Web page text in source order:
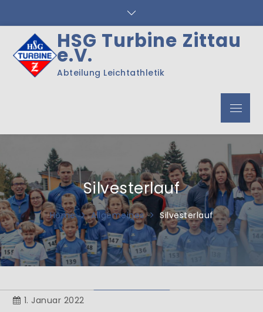
content
HSG Turbine Zittau
e.V.
Abteilung Leichtathletik
Menu
Silvesterlauf
Home Allgemeines Silvesterlauf
Herzlich Willkommen
1. Januar 2022